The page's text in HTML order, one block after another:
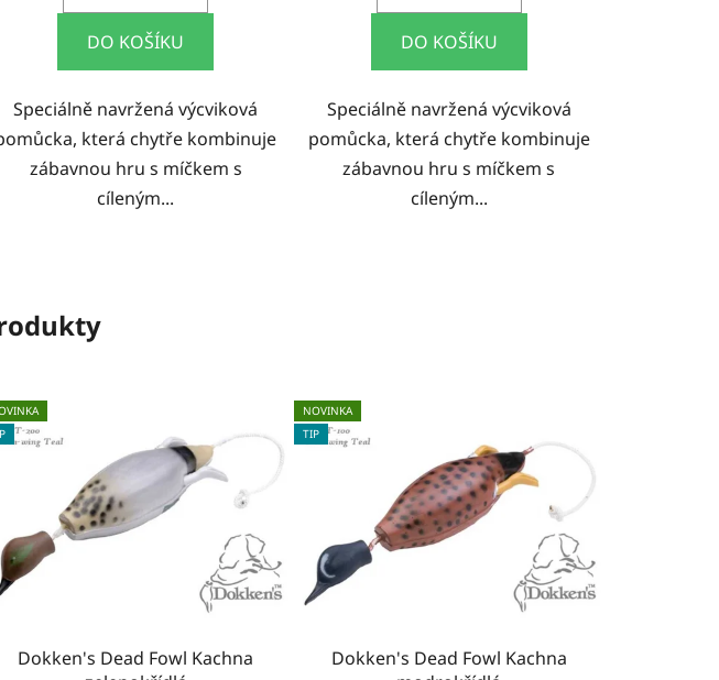
DO KOŠÍKU
Speciálně navržená výcviková
která chytře kombinuje
zábavnou hru s míčkem s
cíleným...
DO KOŠÍKU
Speciálně navržená výcviková
pomůcka, která chytře kombinuje
zábavnou hru s míčkem s
cíleným...
Dokken's Dead Fowl Kachna
NOVINKA
TIP
Dokken's Dead Fowl Kachna